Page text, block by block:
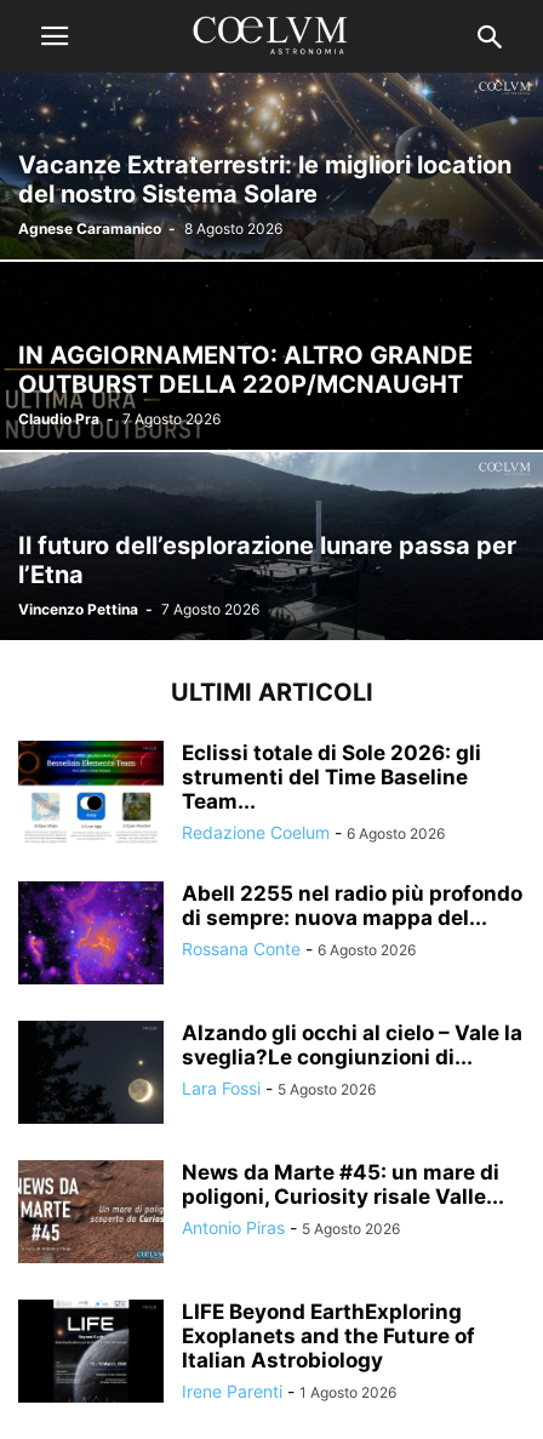
Vacanze Extraterrestri: le migliori location
del nostro Sistema Solare
Agnese Caramanico - 8 Agosto 2026
IN AGGIORNAMENTO: ALTRO GRANDE
OUTBURST DELLA 220P/MCNAUGHT
Claudio Pra - 7 Agosto 2026
Il futuro dell’esplorazione lunare passa per
l’Etna
Vincenzo Pettina - 7 Agosto 2026
ULTIMI ARTICOLI
Eclissi totale di Sole 2026: gli
strumenti del Time Baseline
Team...
Redazione Coelum - 6 Agosto 2026
Abell 2255 nel radio più profondo
di sempre: nuova mappa del...
Rossana Conte - 6 Agosto 2026
Alzando gli occhi al cielo – Vale la
sveglia?Le congiunzioni di...
Lara Fossi - 5 Agosto 2026
News da Marte #45: un mare di
poligoni, Curiosity risale Valle...
Antonio Piras - 5 Agosto 2026
LIFE Beyond EarthExploring
Exoplanets and the Future of
Italian Astrobiology
Irene Parenti - 1 Agosto 2026